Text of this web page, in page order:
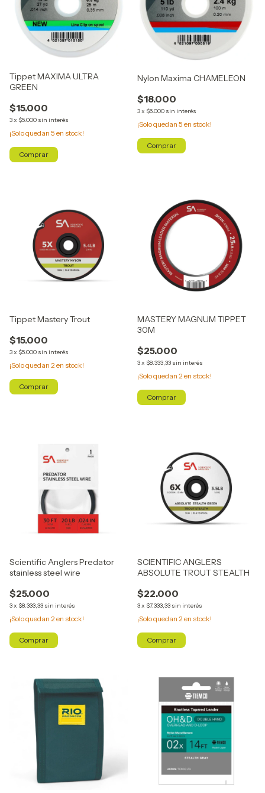
Tippet MAXIMA ULTRA
GREEN
$15.000
3x $5.000 sin interés
¡Solo quedan 5 en stock!
Comprar
Nylon Maxima CHAMELEON
$18.000
3x $6.000 sin interés
¡Solo quedan 5 en stock!
Comprar
Tippet Mastery Trout
$15.000
3x $5.000 sin interés
¡Solo quedan 2en stock!
Comprar
MASTERY MAGNUM TIPPET
30M
$25.000
3x $8.333,33 sin interés
¡Solo quedan 2en stock!
Comprar
Scientific Anglers Predator
stainless steel wire
$25.000
3x $8.333,33 sin interés
¡Solo quedan 2en stock!
Comprar
SCIENTIFIC ANGLERS
ABSOLUTE TROUT STEALTH
$22.000
3x $7.333,33 sin interés
¡Solo quedan 2en stock!
Comprar